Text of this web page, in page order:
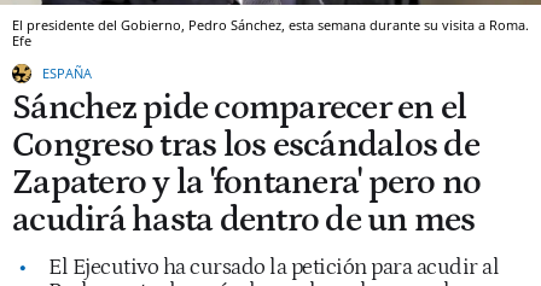
El presidente del Gobierno, Pedro Sánchez, esta semana durante su visita a Roma.
Efe
ESPAÑA
Sánchez pide comparecer en el
Congreso tras los escándalos de
Zapatero y la 'fontanera' pero no
acudirá hasta dentro de un mes
El Ejecutivo ha cursado la petición para acudir al